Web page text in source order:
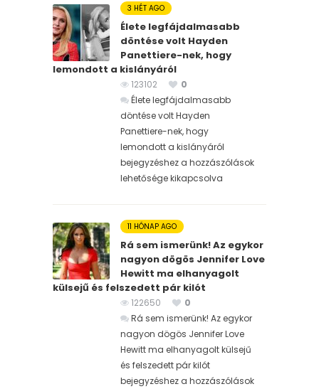
3 HÉT AGO
Élete legfájdalmasabb
döntése volt Hayden
Panettiere-nek, hogy
lemondott a kislányáról
123102
0
Élete legfájdalmasabb
döntése volt Hayden
Panettiere-nek, hogy
lemondott a kislányáról
bejegyzéshez a hozzászólások
lehetősége kikapcsolva
11 HÓNAP AGO
Rá sem ismerünk! Az egykor
nagyon dögös Jennifer Love
Hewitt ma elhanyagolt
külsejű és felszedett pár kilót
122650
0
Rá sem ismerünk! Az egykor
nagyon dögös Jennifer Love
Hewitt ma elhanyagolt külsejű
és felszedett pár kilót
bejegyzéshez a hozzászólások